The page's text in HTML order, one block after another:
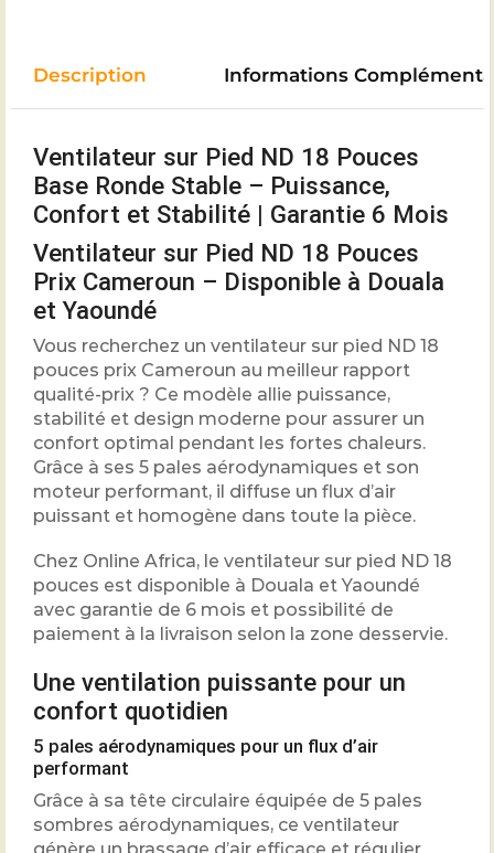
Description Informations
Ventilateur sur Pied ND 18 Pouces
Base Ronde Stable – Puissance,
Confort et Stabilité | Garantie 6 Mois
Ventilateur sur Pied ND 18 Pouces
Prix Cameroun – Disponible à Douala
et Yaoundé
Vous recherchez un ventilateur sur pied ND 18
pouces prix Cameroun au meilleur rapport
qualité-prix ? Ce modèle allie puissance,
stabilité et design moderne pour assurer un
confort optimal pendant les fortes chaleurs.
Grâce à ses 5 pales aérodynamiques et son
moteur performant, il diffuse un flux d’air
puissant et homogène dans toute la pièce.
Chez Online Africa, le ventilateur sur pied ND 18
pouces est disponible à Douala et Yaoundé
avec garantie de 6 mois et possibilité de
paiement à la livraison selon la zone desservie.
Une ventilation puissante pour un
confort quotidien
5 pales aérodynamiques pour un flux d’air
performant
Grâce à sa tête circulaire équipée de 5 pales
sombres aérodynamiques, ce ventilateur